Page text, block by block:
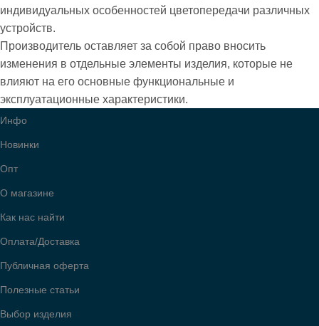
БРЕНД
2080
индивидуальных особенностей цветопередачи различных
устройств.
Производитель оставляет за собой право вносить
изменения в отдельные элементы изделия, которые не
влияют на его основные функциональные и
эксплуатационные характеристики.
Инфо
Новинки
Опт
О магазине
Как нас найти
Оплата/Доставка
Публичная оферта
Полезные статьи
Выбор изделия